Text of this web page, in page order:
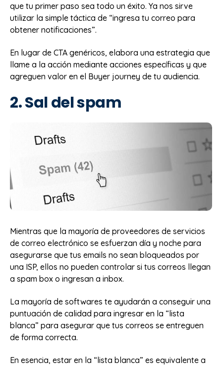
que tu primer paso sea todo un éxito. Ya nos sirve
utilizar la simple táctica de “ingresa tu correo para
obtener notificaciones”.
En lugar de CTA genéricos, elabora una estrategia que
llame a la acción mediante acciones específicas y que
agreguen valor en el Buyer journey de tu audiencia.
2. Sal del spam
Mientras que la mayoría de proveedores de servicios
de correo electrónico se esfuerzan día y noche para
asegurarse que tus emails no sean bloqueados por
una ISP, ellos no pueden controlar si tus correos llegan
a spam box o ingresan a inbox.
La mayoría de softwares te ayudarán a conseguir una
puntuación de calidad para ingresar en la “lista
blanca” para asegurar que tus correos se entreguen
de forma correcta.
En esencia, estar en la “lista blanca” es equivalente a